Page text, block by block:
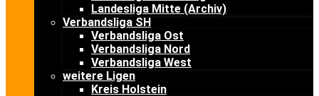
Landesliga Mitte (Archiv)
Verbandsliga SH
Verbandsliga Ost
Verbandsliga Nord
Verbandsliga West
weitere Ligen
Kreis Holstein